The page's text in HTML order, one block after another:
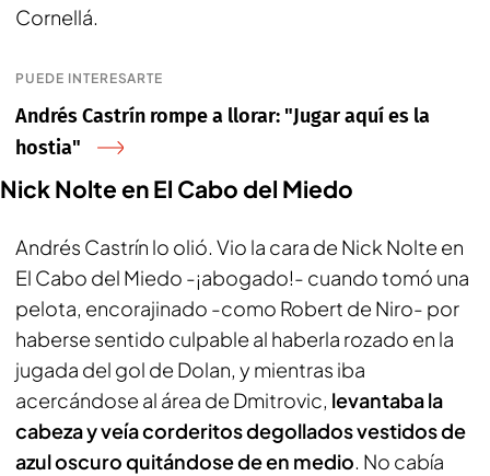
Cornellá.
PUEDE INTERESARTE
Andrés Castrín rompe a llorar: "Jugar aquí es la
hostia"
Nick Nolte en El Cabo del Miedo
Andrés Castrín lo olió. Vio la cara de Nick Nolte en
El Cabo del Miedo -¡abogado!- cuando tomó una
pelota, encorajinado -como Robert de Niro- por
haberse sentido culpable al haberla rozado en la
jugada del gol de Dolan, y mientras iba
acercándose al área de Dmitrovic, levantaba la
cabeza y veía corderitos degollados vestidos de
azul oscuroquitándose de en medio. No cabía